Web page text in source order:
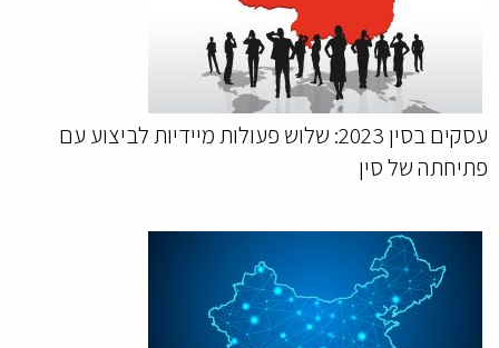
עסקים בסין 2023: שלוש פעולות מיידיות לביצוע עם
פתיחתה של סין